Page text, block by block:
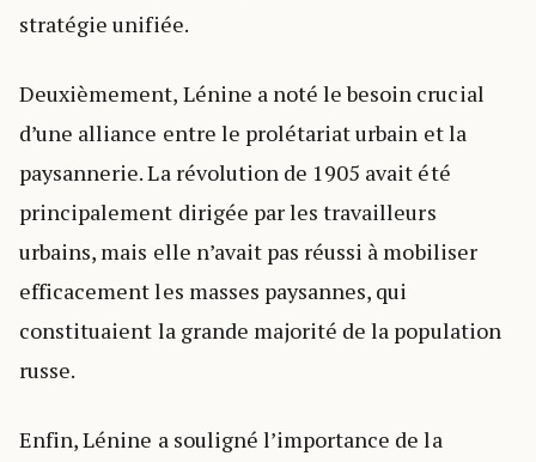
stratégie unifiée.
Deuxièmement, Lénine a noté le besoin crucial
d’une alliance entre le prolétariat urbain et la
paysannerie. La révolution de 1905 avait été
principalement dirigée par les travailleurs
urbains, mais elle n’avait pas réussi à mobiliser
efficacement les masses paysannes, qui
constituaient la grande majorité de la population
russe.
Enfin, Lénine a souligné l’importance de la